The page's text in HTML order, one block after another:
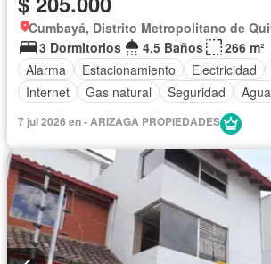
Cumbayá, Distrito Metropolitano de
3 Dormitorios
4,5 Baños
266 m²
Alarma
Estacionamiento Electricidad
Internet
Gas natural Seguridad Agua
7 jul 2026 en - ARIZAGA PROPIEDADES